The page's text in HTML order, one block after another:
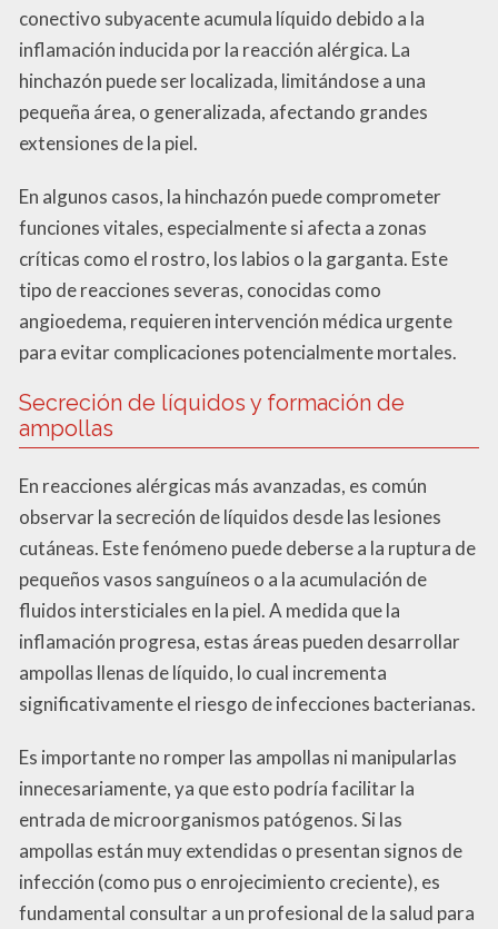
conectivo subyacente acumula líquido debido a la
inflamación inducida por la reacción alérgica. La
hinchazón puede ser localizada, limitándose a una
pequeña área, o generalizada, afectando grandes
extensiones de la piel.
En algunos casos, la hinchazón puede comprometer
funciones vitales, especialmente si afecta a zonas
críticas como el rostro, los labios o la garganta. Este
tipo de reacciones severas, conocidas como
angioedema, requieren intervención médica urgente
para evitar complicaciones potencialmente mortales.
Secreción de líquidos y formación de
ampollas
En reacciones alérgicas más avanzadas, es común
observar la secreción de líquidos desde las lesiones
cutáneas. Este fenómeno puede deberse a la ruptura de
pequeños vasos sanguíneos o a la acumulación de
fluidos intersticiales en la piel. A medida que la
inflamación progresa, estas áreas pueden desarrollar
ampollas llenas de líquido, lo cual incrementa
significativamente el riesgo de infecciones bacterianas.
Es importante no romper las ampollas ni manipularlas
innecesariamente, ya que esto podría facilitar la
entrada de microorganismos patógenos. Si las
ampollas están muy extendidas o presentan signos de
infección (como pus o enrojecimiento creciente), es
fundamental consultar a un profesional de la salud para